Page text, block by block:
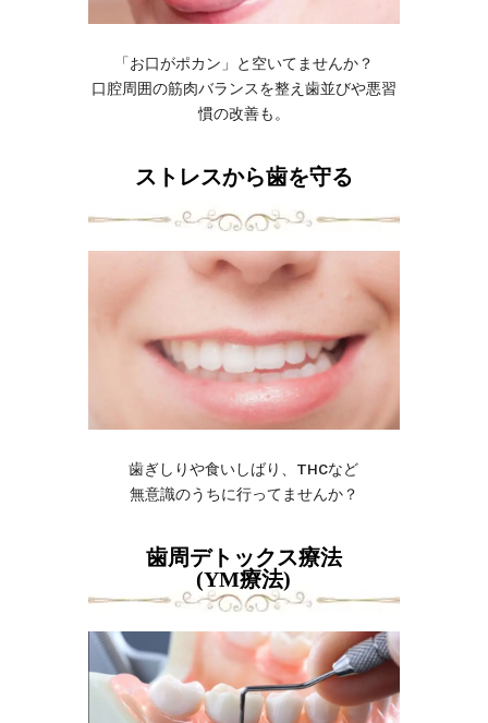
「お口がポカン」と空いてませんか？
口腔周囲の筋肉バランスを整え歯並びや悪習
慣の改善も。
ストレスから歯を守る
歯ぎしりや食いしばり、THCなど
無意識のうちに行ってませんか？
歯周デトックス療法
(YM療法)